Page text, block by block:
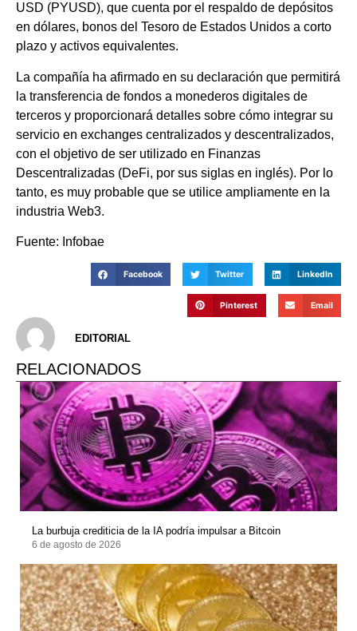
USD (PYUSD), que cuenta por el respaldo de depósitos
en dólares, bonos del Tesoro de Estados Unidos a corto
plazo y activos equivalentes.
La compañía ha afirmado en su declaración que permitirá
la transferencia de fondos a monederos digitales de
terceros y proporcionará detalles sobre cómo integrar su
servicio en exchanges centralizados y descentralizados,
con el objetivo de ser utilizado en Finanzas
Descentralizadas (DeFi, por sus siglas en inglés). Por lo
tanto, es muy probable que se utilice ampliamente en la
industria Web3.
Fuente: Infobae
Facebook Twitter LinkedIn
Pinterest Email
EDITORIAL
RELACIONADOS
La burbuja crediticia de la IA podría impulsar a Bitcoin
6 de agosto de 2026